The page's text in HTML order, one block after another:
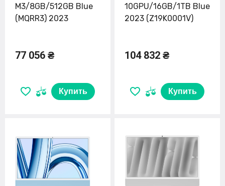
M3/8GB/512GB Blue
(MQRR3) 2023
77 056 ₴
Купить
10GPU/16GB/1TB Blue
2023 (Z19K0001V)
104 832 ₴
Купить